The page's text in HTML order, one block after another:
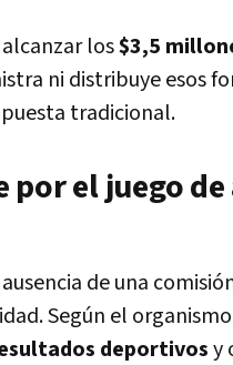
los$3,5
ni distribuye esos
tradicional.
por el juego
de una
Según el
deportivosy